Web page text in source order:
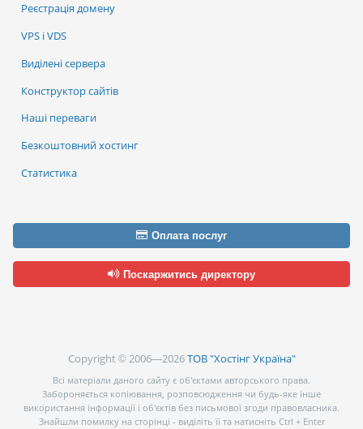
Реєстрація домену
VPS і VDS
Виділені сервера
Конструктор сайтів
Наші переваги
Безкоштовний хостинг
Статистика
Оплата послуг
Поскаржитись директору
Copyright © 2006—2026ТОВ "Хостінг Україна"
Всі матеріали даного сайту є об’єктами авторського права.
Забороняється копіювання, розповсюдження чи будь-яке інше
використання інформації і об’єктів без письмової згоди правовласника.
Знайшли помилку на сторінці - виділіть її та натисніть Ctrl + Enter